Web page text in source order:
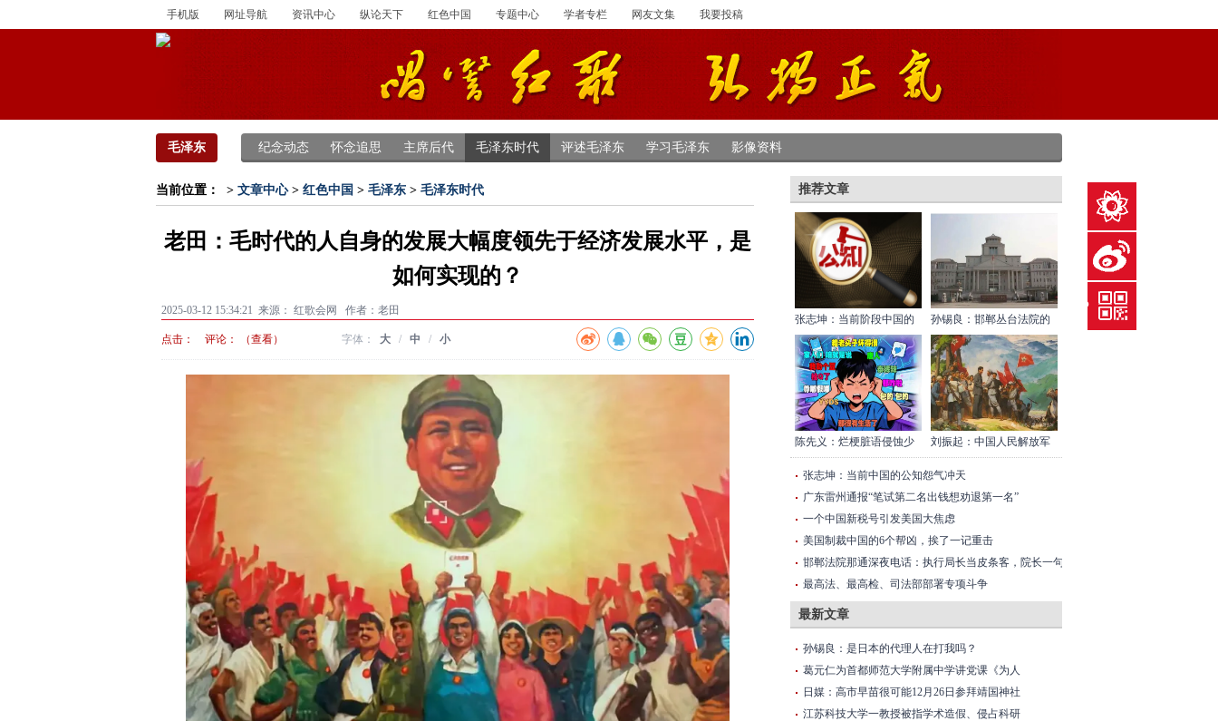
手机版 网址导航 资讯中心 纵论天下 红色中国 专题中心 学者专栏 网友文集 我要投稿
毛泽东 纪念动态 怀念追思 主席后代 毛泽东时代 评述毛泽东 学习毛泽东 影像资料
推荐文章
张志坤：当前阶段中国的 孙锡良：邯郸丛台法院的
陈先义：烂梗脏语侵蚀少 刘振起：中国人民解放军
张志坤：当前中国的公知怨气冲天
广东雷州通报“笔试第二名出钱想劝退第一名”
一个中国新税号引发美国大焦虑
美国制裁中国的6个帮凶，挨了一记重击
邯郸法院那通深夜电话：执行局长当皮条客，院长一句
“不可能”就想溜？
最高法、最高检、司法部部署专项斗争
最新文章
孙锡良：是日本的代理人在打我吗？
葛元仁为首都师范大学附属中学讲党课《为人
日媒：高市早苗很可能12月26日参拜靖国神社
江苏科技大学一教授被指学术造假、侵占科研
当前位置： > 文章中心> 红色中国 > 毛泽东 > 毛泽东时代
老田：毛时代的人自身的发展大幅度领先于经济发展水平，是
如何实现的？
2025-03-12 15:34:21 来源： 红歌会网 作者：老田
点击： 评论： （查看） 字体： 大 / 中 / 小
给英烈献花
关注微博
下载红歌会APP